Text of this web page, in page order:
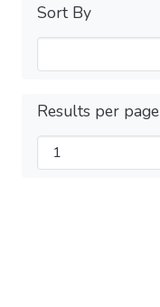
Sort By
Results per page